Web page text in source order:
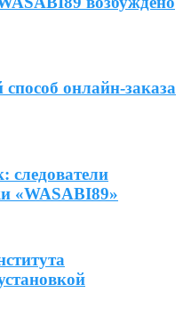
онлайн-заказа
следователи
«WASABI89»